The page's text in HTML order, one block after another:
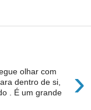
›
olhar com
dentro de si,
. É um grande